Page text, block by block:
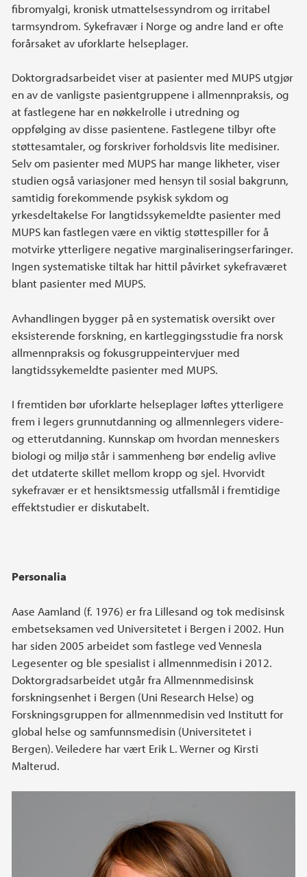
fibromyalgi, kronisk utmattelsessyndrom og irritabel
tarmsyndrom. Sykefravær i Norge og andre land er ofte
forårsaket av uforklarte helseplager.
Doktorgradsarbeidet viser at pasienter med MUPS utgjør
en av de vanligste pasientgruppene i allmennpraksis, og
at fastlegene har en nøkkelrolle i utredning og
oppfølging av disse pasientene. Fastlegene tilbyr ofte
støttesamtaler, og forskriver forholdsvis lite medisiner.
Selv om pasienter med MUPS har mange likheter, viser
studien også variasjoner med hensyn til sosial bakgrunn,
samtidig forekommende psykisk sykdom og
yrkesdeltakelse For langtidssykemeldte pasienter med
MUPS kan fastlegen være en viktig støttespiller for å
motvirke ytterligere negative marginaliseringserfaringer.
Ingen systematiske tiltak har hittil påvirket sykefraværet
blant pasienter med MUPS.
Avhandlingen bygger på en systematisk oversikt over
eksisterende forskning, en kartleggingsstudie fra norsk
allmennpraksis og fokusgruppeintervjuer med
langtidssykemeldte pasienter med MUPS.
I fremtiden bør uforklarte helseplager løftes ytterligere
frem i legers grunnutdanning og allmennlegers videre-
og etterutdanning. Kunnskap om hvordan menneskers
biologi og miljø står i sammenheng bør endelig avlive
det utdaterte skillet mellom kropp og sjel. Hvorvidt
sykefravær er et hensiktsmessig utfallsmål i fremtidige
effektstudier er diskutabelt.
Personalia
Aase Aamland (f. 1976) er fra Lillesand og tok medisinsk
embetseksamen ved Universitetet i Bergen i 2002. Hun
har siden 2005 arbeidet som fastlege ved Vennesla
Legesenter og ble spesialist i allmennmedisin i 2012.
Doktorgradsarbeidet utgår fra Allmennmedisinsk
forskningsenhet i Bergen (Uni Research Helse) og
Forskningsgruppen for allmennmedisin ved Institutt for
global helse og samfunnsmedisin (Universitetet i
Bergen). Veiledere har vært Erik L. Werner og Kirsti
Malterud.